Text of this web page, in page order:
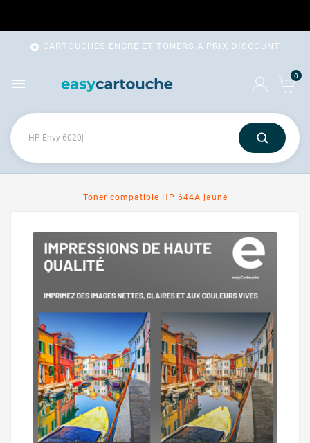
 CARTOUCHES ENCRE ET TONERS A PRIX DISCOUNT
 0
Toner compatible HP 644A jaune